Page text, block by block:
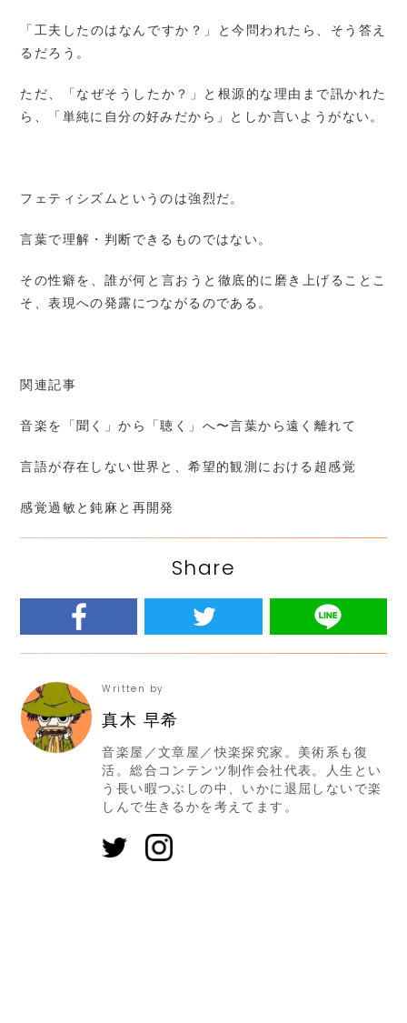
「工夫したのはなんですか？」と今問われたら、そう答え
るだろう。
ただ、「なぜそうしたか？」と根源的な理由まで訊かれた
ら、「単純に自分の好みだから」としか言いようがない。
フェティシズムというのは強烈だ。
言葉で理解・判断できるものではない。
その性癖を、誰が何と言おうと徹底的に磨き上げることこ
そ、表現への発露につながるのである。
関連記事
音楽を「聞く」から「聴く」へ〜言葉から遠く離れて
言語が存在しない世界と、希望的観測における超感覚
感覚過敏と鈍麻と再開発
Share
Written by
真木 早希
音楽屋／文章屋／快楽探究家。美術系も復
活。総合コンテンツ制作会社代表。人生とい
う長い暇つぶしの中、いかに退屈しないで楽
しんで生きるかを考えてます。